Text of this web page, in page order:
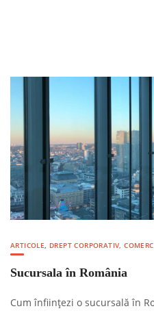
ARTICOLE, DREPT CORPORATIV,
Sucursala în România
Cum înființezi o sucursală în